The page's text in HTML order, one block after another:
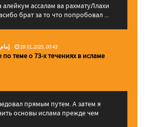
брат за то что попробовал ...
29.01.2025, 00:43
теме о 73-х течениях в исламе
прямым путем. А затем я
основы ислама прежде чем